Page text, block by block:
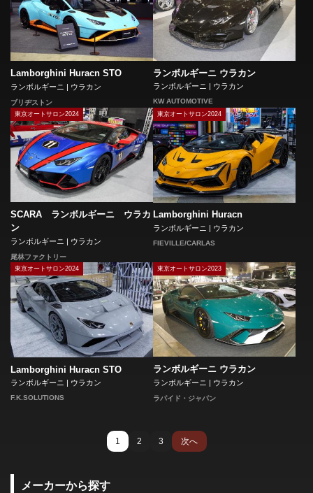
Lamborghini Huracn STO
ランボルギーニ | ウラカン
ブリヂストン
ランボルギーニ ウラカン
ランボルギーニ | ウラカン
KW AUTOMOTIVE
東京オートサロン2024
SCARA ランボルギーニ ウラカ
ン
ランボルギーニ | ウラカン
尾林ファクトリー
東京オートサロン2024
Lamborghini Huracn
ランボルギーニ | ウラカン
FIEVILLE/CARLAS
東京オートサロン2024
Lamborghini Huracn STO
ランボルギーニ | ウラカン
F.K.SOLUTIONS
東京オートサロン2023
ランボルギーニ ウラカン
ランボルギーニ | ウラカン
ラパイド・ジャパン
1 2 3 次へ
メーカーから探す